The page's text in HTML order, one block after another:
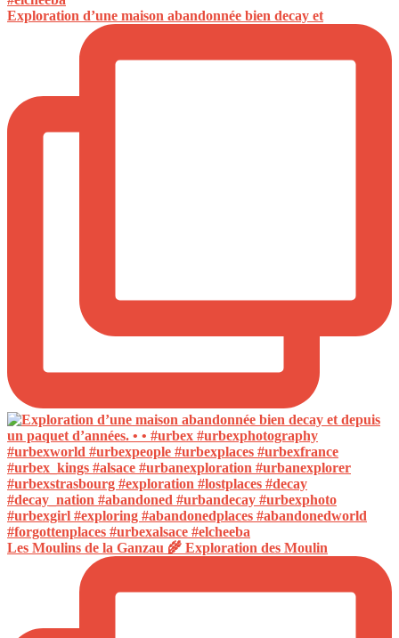
Exploration d’une maison abandonnée bien decay et
Les Moulins de la Ganzau 🌾 Exploration des Moulin